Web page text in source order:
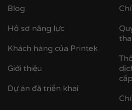
Cận cảnh khung nhựa
Blog
Hồ sơ năng lực
Khách hàng của Printek
Giới thiệu
Dự án đã triển khai
cấp